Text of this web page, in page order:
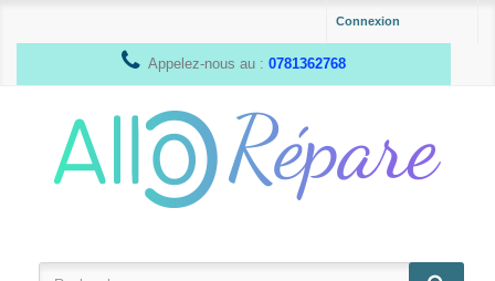
Connexion
Appelez-nous au : 0781362768